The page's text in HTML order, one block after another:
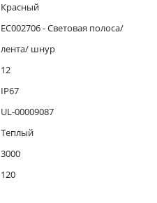
Красный
EC002706 - Световая полоса/
лента/ шнур
12
IP67
UL-00009087
Теплый
3000
120